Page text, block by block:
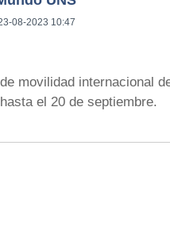
08-2023 10:47
movilidad internacional
el 20 de septiembre.